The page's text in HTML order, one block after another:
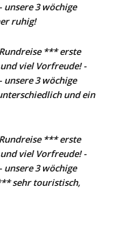
unsere 3 wöchige
ruhig!
*** erste
viel Vorfreude! -
unsere 3 wöchige
und ein
*** erste
viel Vorfreude! -
unsere 3 wöchige
sehr touristisch,